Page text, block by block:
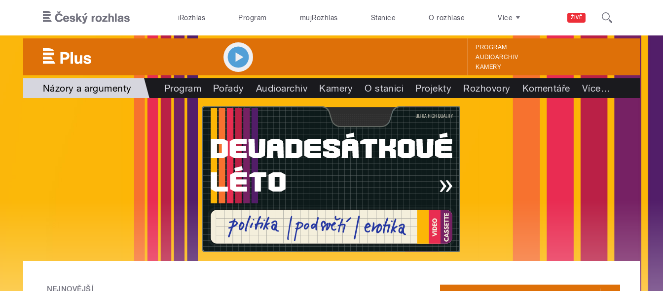
ŽIVĚ
iRozhlas Program mujRozhlas Stanice O rozhlase Více
PROGRAM
AUDIOARCHIV
KAMERY
Názory a argumenty Program Pořady Audioarchiv Kamery O stanici Projekty Rozhovory Komentáře Více…
NEJNOVĚJŠÍ